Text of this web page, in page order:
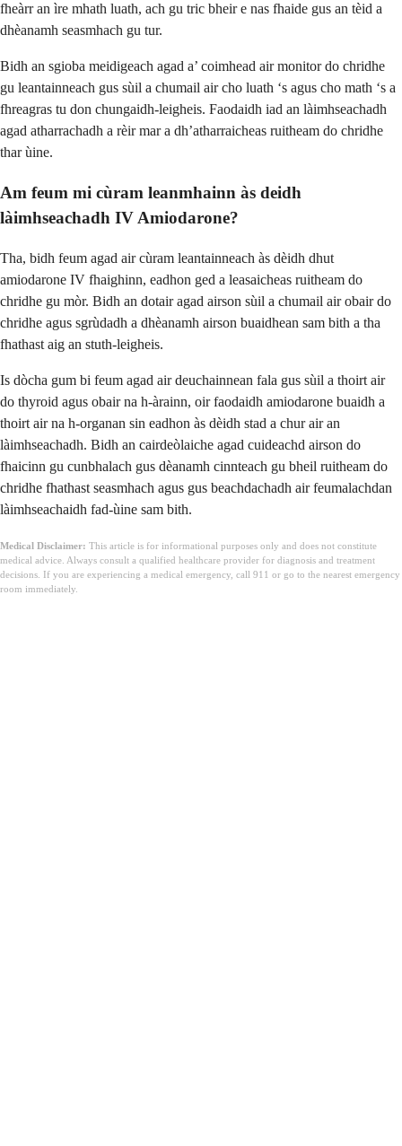
fheàrr an ìre mhath luath, ach gu tric bheir e nas fhaide gus an tèid a
dhèanamh seasmhach gu tur.
Bidh an sgioba meidigeach agad a’ coimhead air monitor do chridhe
gu leantainneach gus sùil a chumail air cho luath ‘s agus cho math ‘s a
fhreagras tu don chungaidh-leigheis. Faodaidh iad an làimhseachadh
agad atharrachadh a rèir mar a dh’atharraicheas ruitheam do chridhe
thar ùine.
Am feum mi cùram leanmhainn às deidh
làimhseachadh IV Amiodarone?
Tha, bidh feum agad air cùram leantainneach às dèidh dhut
amiodarone IV fhaighinn, eadhon ged a leasaicheas ruitheam do
chridhe gu mòr. Bidh an dotair agad airson sùil a chumail air obair do
chridhe agus sgrùdadh a dhèanamh airson buaidhean sam bith a tha
fhathast aig an stuth-leigheis.
Is dòcha gum bi feum agad air deuchainnean fala gus sùil a thoirt air
do thyroid agus obair na h-àrainn, oir faodaidh amiodarone buaidh a
thoirt air na h-organan sin eadhon às dèidh stad a chur air an
làimhseachadh. Bidh an cairdeòlaiche agad cuideachd airson do
fhaicinn gu cunbhalach gus dèanamh cinnteach gu bheil ruitheam do
chridhe fhathast seasmhach agus gus beachdachadh air feumalachdan
làimhseachaidh fad-ùine sam bith.
Medical Disclaimer: This article is for informational purposes only and does not constitute
medical advice. Always consult a qualified healthcare provider for diagnosis and treatment
decisions. If you are experiencing a medical emergency, call 911 or go to the nearest emergency
room immediately.